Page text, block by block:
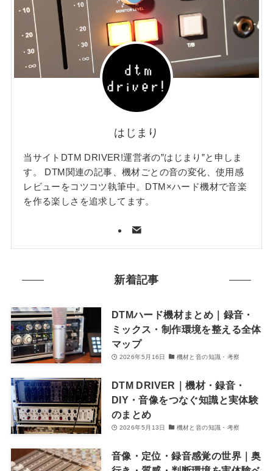
はじまり
当サイトDTM DRIVER!運営者の”はじまり”と申しま
す。 DTM関連の記事、機材ごとの音の変化、使用感
レビューをコツコツ執筆中。DTM×ハード機材で音楽
を作る楽しさを追求してます。
新着記事
DTMハード機材まとめ｜録音・
ミックス・制作環境を整える全体
マップ
2026年5月16日 機材と音の知識・考察
DTM DRIVER｜機材・録音・
DIY・音像をつなぐ知識と実体験
のまとめ
2026年5月13日 機材と音の知識・考察
音像・定位・録音感覚の世界｜奥